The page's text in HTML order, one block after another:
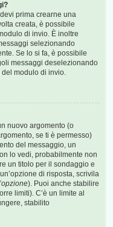
prima crearne una
creata, è possibile
di invio. È inoltre
selezionando
Se lo si fa, è possibile
messaggi deselezionando
del modulo di invio.
nuovo argomento (o
se ti è permesso)
del messaggio, un
lo vedi, probabilmente non
un titolo per il sondaggio e
di risposta, scrivila
). Puoi anche stabilire
limiti). C’è un limite al
stabilito